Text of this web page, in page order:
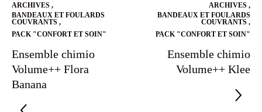
ARCHIVES ,
BANDEAUX ET FOULARDS
COUVRANTS ,
PACK "CONFORT ET SOIN"
Ensemble chimio
Volume++ Flora
Banana
ARCHIVES ,
BANDEAUX ET FOULARDS
COUVRANTS ,
PACK "CONFORT ET SOIN"
Ensemble chimio
Volume++ Klee